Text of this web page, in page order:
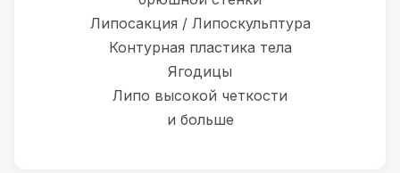
Липосакция / Липоскульптура
Контурная пластика тела
Ягодицы
Липо высокой четкости
и больше